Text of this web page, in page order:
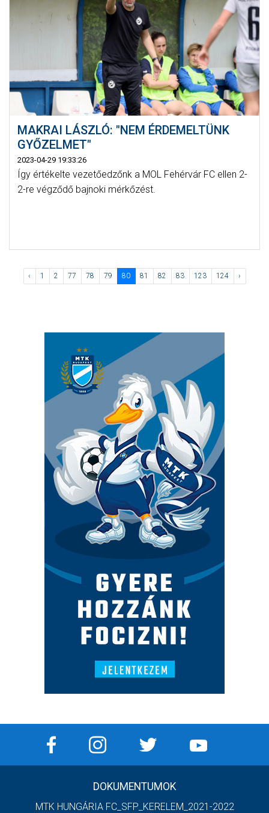
MAKRAI LÁSZLÓ: "NEM ÉRDEMELTÜNK
GYŐZELMET"
2023-04-29 19:33:26
Így értékelte vezetőedzőnk a MOL Fehérvár FC ellen 2-
2-re végződő bajnoki mérkőzést.
‹ 1 2 77 78 79 80 81 82 83 123 124 ›
DOKUMENTUMOK
MTK HUNGÁRIA FC_SFP_KERELEM_2021-2022